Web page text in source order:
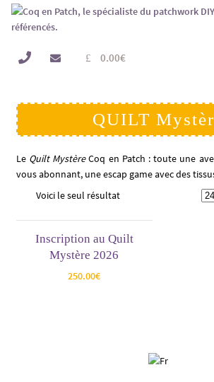
0.00€
QUILT
Le Quilt MystèreCoq en Patch : toute une
vous abonnant, une escap game avec des
Voici le seul résultat
Inscription au Quilt
Mystère 2026
250.00€